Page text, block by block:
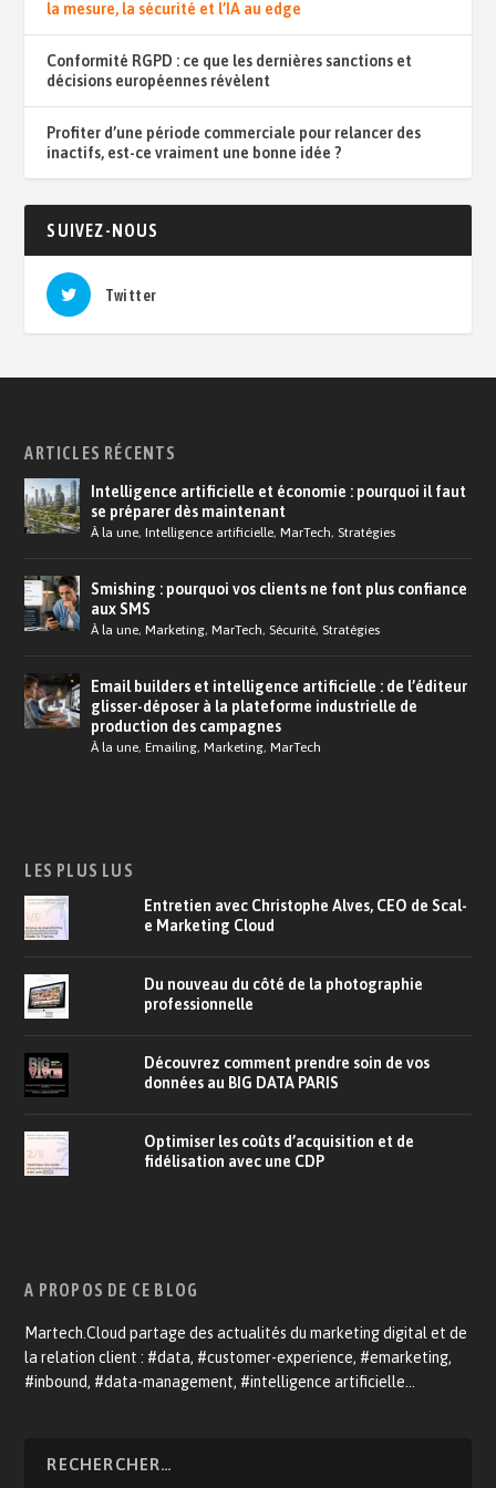
la mesure, la sécurité et l’IA au edge
Conformité RGPD : ce que les dernières sanctions et
décisions européennes révèlent
Profiter d’une période commerciale pour relancer des
inactifs, est-ce vraiment une bonne idée ?
SUIVEZ-NOUS
Twitter
ARTICLES RÉCENTS
Intelligence artificielle et économie : pourquoi il faut
se préparer dès maintenant
À la une,Intelligence artificielle,MarTech, Stratégies
Smishing : pourquoi vos clients ne font plus confiance
aux SMS
À la une,Marketing,MarTech, Sécurité, Stratégies
Email builders et intelligence artificielle : de l’éditeur
glisser-déposer à la plateforme industrielle de
production des campagnes
À la une,Emailing,Marketing,MarTech
LES PLUS LUS
Entretien avec Christophe Alves, CEO de Scal-
e Marketing Cloud
Du nouveau du côté de la photographie
professionnelle
Découvrez comment prendre soin de vos
données au BIG DATA PARIS
Optimiser les coûts d’acquisition et de
fidélisation avec une CDP
A PROPOS DE CE BLOG
Martech.Cloud partage des actualités du marketing digital et de
la relation client : #data, #customer-experience, #emarketing,
#inbound, #data-management, #intelligence artificielle…